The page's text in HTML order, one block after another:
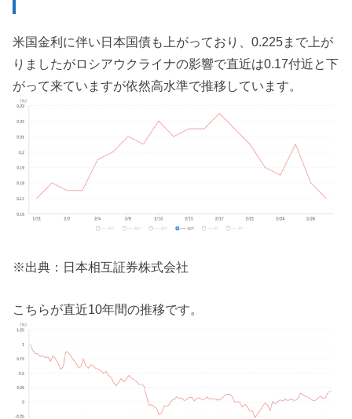
米国金利に伴い日本国債も上がっており、0.225まで上が
りましたがロシアウクライナの影響で直近は0.17付近と下
がって来ていますが依然高水準で推移しています。
※出典：日本相互証券株式会社
こちらが直近10年間の推移です。